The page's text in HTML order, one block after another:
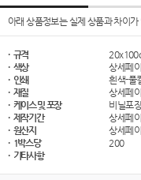
아래 상품정보는 실제 상품과 차이
· 규격
· 색상
상세페
· 인쇄
흰색-풀
· 재질
상세페
· 케이스 및 포장
비닐포
· 제작기간
상세페
· 원산지
상세페
· 1박스당
200
· 기타사항